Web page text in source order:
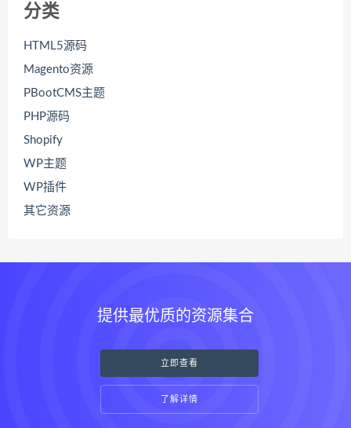
分类
HTML5源码
Magento资源
PBootCMS主题
PHP源码
Shopify
WP主题
WP插件
其它资源
提供最优质的资源集合
立即查看
了解详情